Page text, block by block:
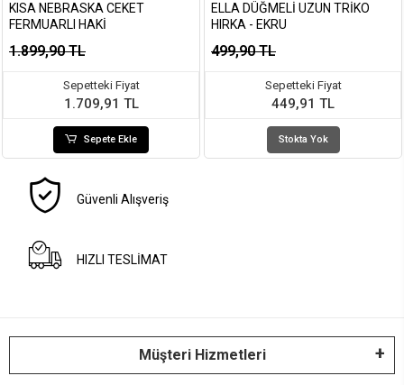
KISA NEBRASKA CEKET
FERMUARLI HAKI
1.899,90 TL
Sepetteki Fiyat
1.709,91 TL
Sepete Ekle
ELLA DÜĞMELI UZUN TRIKO
HIRKA - EKRU
499,90 TL
Sepetteki Fiyat
449,91 TL
Stokta Yok
Güvenli Alışveriş
HIZLI TESLİMAT
Müşteri Hizmetleri